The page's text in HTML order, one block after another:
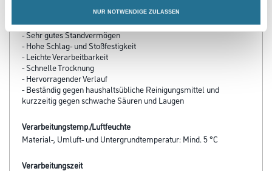
NUR NOTWENDIGE ZULASSEN
- Hervorragendes Deckvermögen
- Lange Offenzeit
- Sehr gutes Standvermögen
- Hohe Schlag- und Stoßfestigkeit
- Leichte Verarbeitbarkeit
- Schnelle Trocknung
- Hervorragender Verlauf
- Beständig gegen haushaltsübliche Reinigungsmittel und
kurzzeitig gegen schwache Säuren und Laugen
Verarbeitungstemp./Luftfeuchte
Material-, Umluft- und Untergrundtemperatur: Mind. 5 °C
Verarbeitungszeit